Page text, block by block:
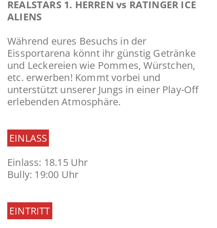
REALSTARS 1. HERREN vs RATINGER ICE
ALIENS
Während eures Besuchs in der
Eissportarena könnt ihr günstig Getränke
und Leckereien wie Pommes, Würstchen,
etc. erwerben! Kommt vorbei und
unterstützt unserer Jungs in einer Play-Off
erlebenden Atmosphäre.
EINLASS
Einlass: 18.15 Uhr
Bully: 19:00 Uhr
EINTRITT